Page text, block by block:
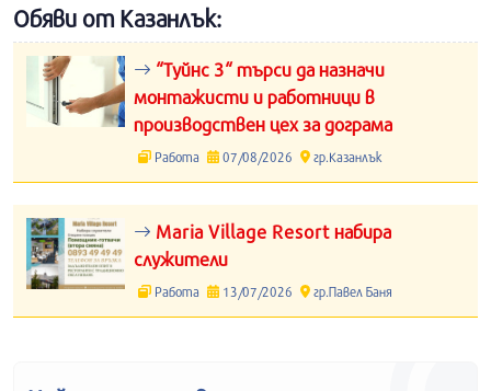
Обяви от Казанлък:
“Туйнс 3“ търси да назначи
монтажисти и работници в
производствен цех за дограма
Работа 07/08/2026 гр.Казанлък
Maria Village Resort набира
служители
Работа 13/07/2026 гр.Павел Баня